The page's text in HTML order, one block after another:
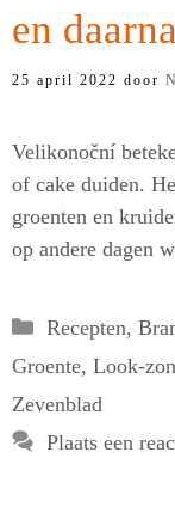
en daarna
25 april 2022 door
Velikonoční
of cake duiden.
groenten en
op andere dagen
Categorieën
Recepten,
Groente, Look-
Zevenblad
Plaats een